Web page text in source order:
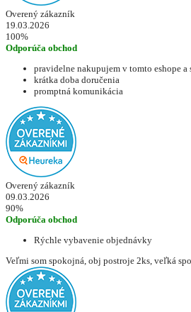
Overený zákazník
19.03.2026
100%
Odporúča obchod
pravidelne nakupujem v tomto eshope a
krátka doba doručenia
promptná komunikácia
Overený zákazník
09.03.2026
90%
Odporúča obchod
Rýchle vybavenie objednávky
Veľmi som spokojná, obj postroje 2ks, veľká